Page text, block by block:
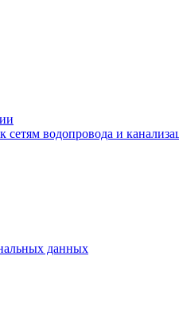
водопровода и
данных